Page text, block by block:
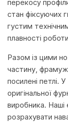
перекосу
стан фіксуючих
густим
плавності
Разом із цими
частину,
посилені петлі.
оригінальної
виробника.
розрахувати